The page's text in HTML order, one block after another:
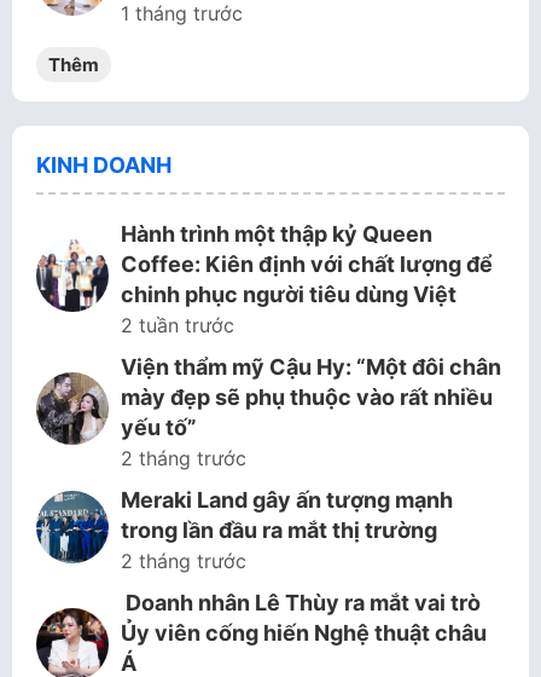
1 tháng trước
Thêm
KINH DOANH
Hành trình một thập kỷ Queen
Coffee: Kiên định với chất lượng để
chinh phục người tiêu dùng Việt
2 tuần trước
Viện thẩm mỹ Cậu Hy: “Một đôi chân
mày đẹp sẽ phụ thuộc vào rất nhiều
yếu tố”
2 tháng trước
Meraki Land gây ấn tượng mạnh
trong lần đầu ra mắt thị trường
2 tháng trước
Doanh nhân Lê Thùy ra mắt vai trò
Ủy viên cống hiến Nghệ thuật châu
Á